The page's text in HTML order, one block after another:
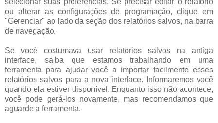
selecionar suas preferências. Se precisar editar o relatório
ou alterar as configurações de programação, clique em
"Gerenciar" ao lado da seção dos relatórios salvos, na barra
de navegação.
Se você costumava usar relatórios salvos na antiga
interface, saiba que estamos trabalhando em uma
ferramenta para ajudar você a importar facilmente esses
relatórios salvos para a nova interface. Informaremos você
quando ela estiver disponível. Enquanto isso não acontece,
você pode gerá-los novamente, mas recomendamos que
aguarde a ferramenta.